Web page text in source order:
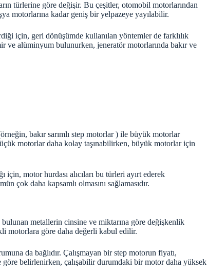
türlerine göre değişir. Bu çeşitler, otomobil motorlarından
motorlarına kadar geniş bir yelpazeye yayılabilir.
için, geri dönüşümde kullanılan yöntemler de farklılık
ve alüminyum bulunurken, jeneratör motorlarında bakır ve
bakır sarımlı step motorlar ) ile büyük motorlar
motorlar daha kolay taşınabilirken, büyük motorlar için
motor hurdası alıcıları bu türleri ayırt ederek
çok daha kapsamlı olmasını sağlamasıdır.
metallerin cinsine ve miktarına göre değişkenlik
motorlara göre daha değerli kabul edilir.
da bağlıdır. Çalışmayan bir step motorun fiyatı,
belirlenirken, çalışabilir durumdaki bir motor daha yüksek